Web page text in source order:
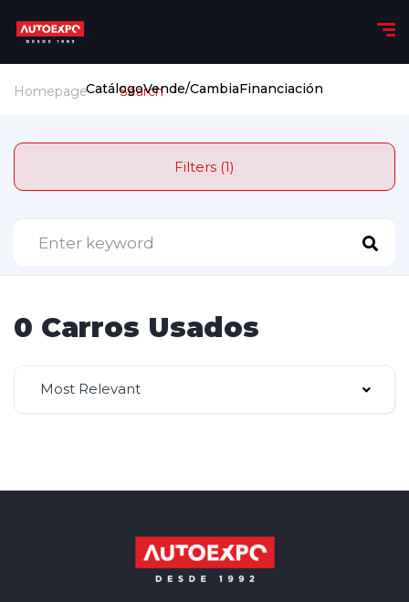
CatálogoVende/CambiaFinanciación
Homepage Search
Filters (1)
0 Carros Usados
Most Relevant